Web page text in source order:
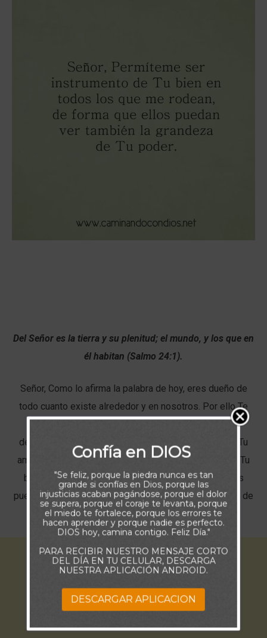
Del Señor es la tierra y su plenitud; el mundo, y los que en
él habitan (Salmo 24:1).
Señor, Como lo afirma la palabra de hoy, eres dueño de
todo cuanto existe alrededor y en nosotros. Por ello Te
doy gracias por todas las bendiciones que colocas
delante de mí: por Tu guía paternal, Tu misericordia y Tu
amor sin condiciones. Permíteme ser instrumento de Tu
bien en todos los que me rodean, de forma que ellos
puedan ver también la grandeza de Tu poder, la justicia de
Tus obras y la perfección de Tu creación. Amén.
Confía en DIOS
"Se feliz, porque la piedra nunca es tan
grande si confías en Dios, porque las
injusticias acaban pagándose, porque el dolor
se supera, porque el coraje te levanta, porque
el miedo te fortalece, porque los errores te
hacen aprender y porque nadie es perfecto.
DIOS hoy, camina contigo. Feliz Día."
PARA RECIBIR NUESTRO MENSAJE CORTO
DEL DÍA EN TU CELULAR, DESCARGA
NUESTRA APLICACIÓN ANDROID.
DESCARGAR APLICACION